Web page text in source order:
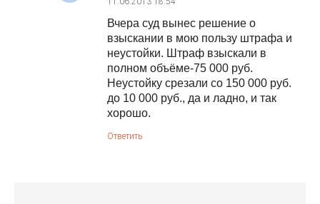
Вчера суд вынес решение о
взыскании в мою пользу штрафа и
неустойки. Штраф взыскали в
полном объёме-75 000 руб.
Неустойку срезали со 150 000 руб.
до 10 000 руб., да и ладно, и так
хорошо.
Ответить